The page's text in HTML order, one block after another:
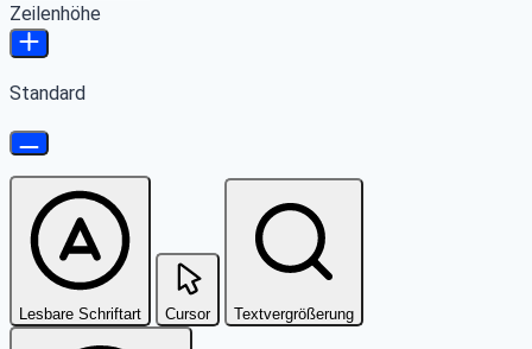
Zeilenhöhe
Standard
Lesbare Schriftart Cursor Textvergrößerung